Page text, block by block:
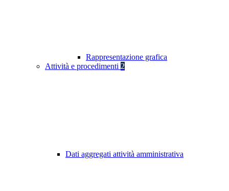
Rappresentazione grafica
Attività e procedimenti 2
Dati aggregati attività amministrativa